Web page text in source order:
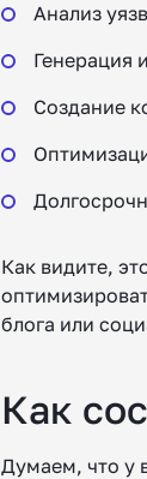
Анализ
Генерация
Создание
Как видите,
блога или
Как
Думаем, что у